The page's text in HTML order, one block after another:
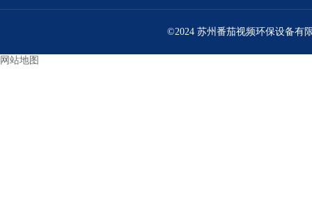
©2024 苏州番茄视频环保设备有
网站地图